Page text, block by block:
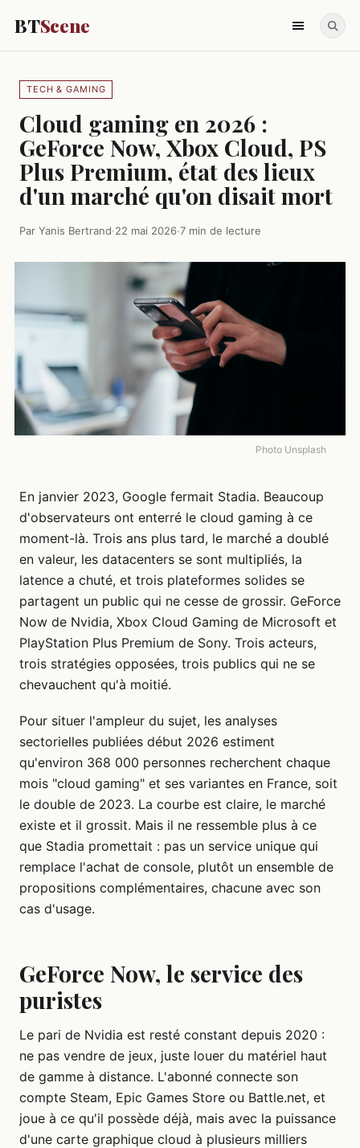
BTScene
TECH & GAMING
Cloud gaming en 2026 :
GeForce Now, Xbox Cloud, PS
Plus Premium, état des lieux
d'un marché qu'on disait mort
Par Yanis Bertrand·22 mai 2026·7 min de lecture
Photo Unsplash
En janvier 2023, Google fermait Stadia. Beaucoup
d'observateurs ont enterré le cloud gaming à ce
moment-là. Trois ans plus tard, le marché a doublé
en valeur, les datacenters se sont multipliés, la
latence a chuté, et trois plateformes solides se
partagent un public qui ne cesse de grossir. GeForce
Now de Nvidia, Xbox Cloud Gaming de Microsoft et
PlayStation Plus Premium de Sony. Trois acteurs,
trois stratégies opposées, trois publics qui ne se
chevauchent qu'à moitié.
Pour situer l'ampleur du sujet, les analyses
sectorielles publiées début 2026 estiment
qu'environ 368 000 personnes recherchent chaque
mois "cloud gaming" et ses variantes en France, soit
le double de 2023. La courbe est claire, le marché
existe et il grossit. Mais il ne ressemble plus à ce
que Stadia promettait : pas un service unique qui
remplace l'achat de console, plutôt un ensemble de
propositions complémentaires, chacune avec son
cas d'usage.
GeForce Now, le service des
puristes
Le pari de Nvidia est resté constant depuis 2020 :
ne pas vendre de jeux, juste louer du matériel haut
de gamme à distance. L'abonné connecte son
compte Steam, Epic Games Store ou Battle.net, et
joue à ce qu'il possède déjà, mais avec la puissance
d'une carte graphique cloud à plusieurs milliers